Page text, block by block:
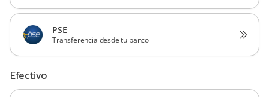
PSE
Transferencia desde tu banco
Efectivo